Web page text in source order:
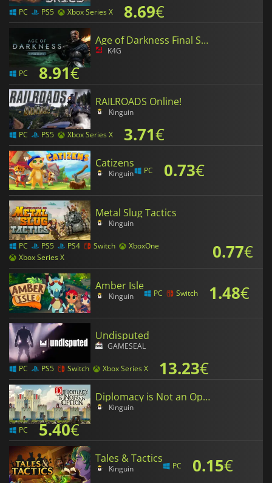
PC PS5 Xbox Series X 8.69€
Age of Darkness Final Stand
K4G
PC 8.91€
RAILROADS Online!
Kinguin
PC PS5 Xbox Series X 3.71€
Catizens
Kinguin PC 0.73€
Metal Slug Tactics
Kinguin
PC PS5 PS4 Switch
XboxOne
Xbox Series X
0.77€
Amber Isle
Kinguin PC Switch 1.48€
Undisputed
GAMESEAL
PC PS5 Switch Xbox Series X 13.23€
Diplomacy is Not an Option
Kinguin
PC 5.40€
Tales & Tactics
Kinguin PC 0.15€